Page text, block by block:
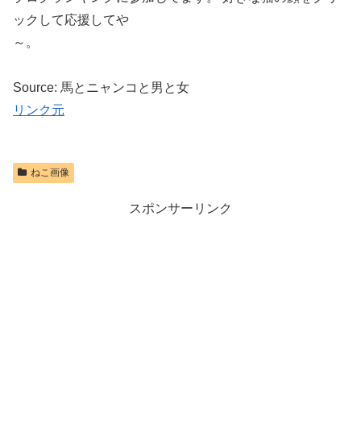
ックして応援してや
～。
Source: 馬とニャンコと男と女
リンク元
ねこ画像
スポンサーリンク